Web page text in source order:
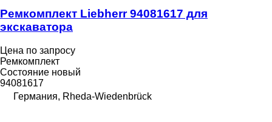
Ремкомплект Liebherr 94081617 для
экскаватора
Цена по запросу
Ремкомплект
Состояние новый
94081617
Германия, Rheda-Wiedenbrück